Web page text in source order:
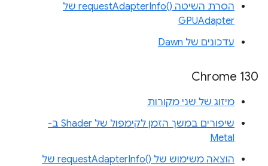
הסרת השיטה requestAdapterInfo()‎ של
GPUAdapter
עדכונים של Dawn
Chrome 130
מיזוג של שני מקורות
שיפורים במשך הזמן לקימפול של Shader ב-
Metal
הוצאה משימוש של requestAdapterInfo()‎ של